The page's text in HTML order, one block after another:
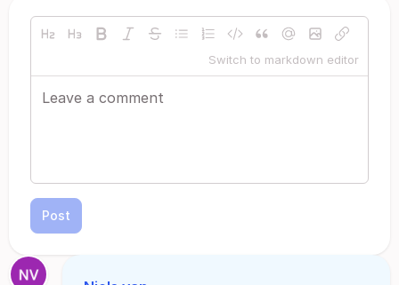
Switch to markdown editor
Post